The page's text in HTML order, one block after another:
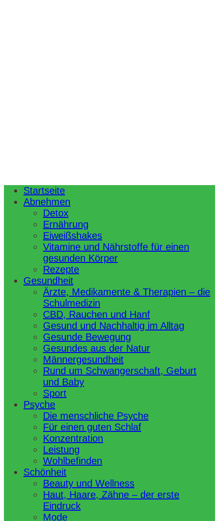
Startseite
Abnehmen
Detox
Ernährung
Eiweißshakes
Vitamine und Nährstoffe für einen
gesunden Körper
Rezepte
Gesundheit
Ärzte, Medikamente & Therapien – die
Schulmedizin
CBD, Rauchen und Hanf
Gesund und Nachhaltig im Alltag
Gesunde Bewegung
Gesundes aus der Natur
Männergesundheit
Rund um Schwangerschaft, Geburt
und Baby
Sport
Psyche
Die menschliche Psyche
Für einen guten Schlaf
Konzentration
Leistung
Wohlbefinden
Schönheit
Beauty und Wellness
Haut, Haare, Zähne – der erste
Eindruck
Mode